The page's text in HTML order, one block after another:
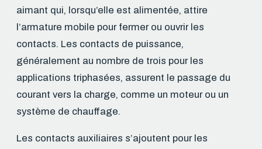
aimant qui, lorsqu’elle est alimentée, attire
l’armature mobile pour fermer ou ouvrir les
contacts. Les contacts de puissance,
généralement au nombre de trois pour les
applications triphasées, assurent le passage du
courant vers la charge, comme un moteur ou un
système de chauffage.
Les contacts auxiliaires s’ajoutent pour les